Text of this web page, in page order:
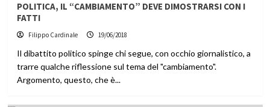
POLITICA, IL “CAMBIAMENTO” DEVE DIMOSTRARSI CON I
FATTI
Filippo Cardinale 19/06/2018
Il dibattito politico spinge chi segue, con occhio giornalistico, a
trarre qualche riflessione sul tema del "cambiamento".
Argomento, questo, che è...